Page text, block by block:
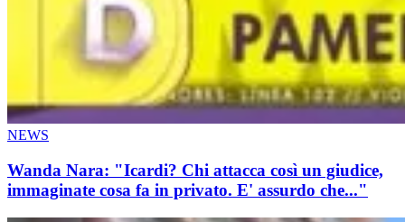
NEWS
Wanda Nara: "Icardi? Chi attacca così un giudice,
immaginate cosa fa in privato. E' assurdo che..."